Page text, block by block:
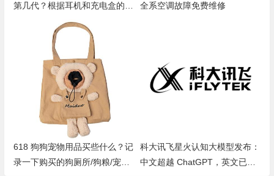
第几代？根据耳机和充电盒的型
全系空调故障免费维修
618 狗狗宠物用品买些什么？记
录一下购买的狗厕所/狗粮/宠物
科大讯飞星火认知大模型发布：
中文超越 ChatGPT，英文已接